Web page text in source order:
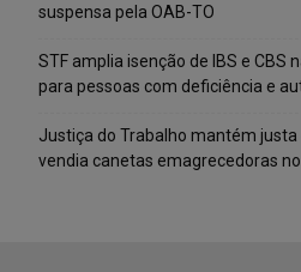
suspensa pela OAB-TO
STF amplia isenção de IBS e CBS
para pessoas com deficiência e
Justiça do Trabalho mantém
vendia canetas emagrecedoras